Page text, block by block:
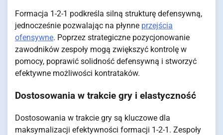
Formacja 1-2-1 podkreśla silną strukturę defensywną,
jednocześnie pozwalając na płynne przejścia
ofensywne. Poprzez strategiczne pozycjonowanie
zawodników zespoły mogą zwiększyć kontrolę w
pomocy, poprawić solidność defensywną i stworzyć
efektywne możliwości kontrataków.
Dostosowania w trakcie gry i elastyczność
Dostosowania w trakcie gry są kluczowe dla
maksymalizacji efektywności formacji 1-2-1. Zespoły